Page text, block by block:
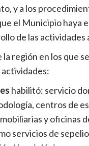
y a los
el Municipio haya
de las actividades
la región en los que
actividades:
habilitó: servicio
centros de
y oficinas
servicios de